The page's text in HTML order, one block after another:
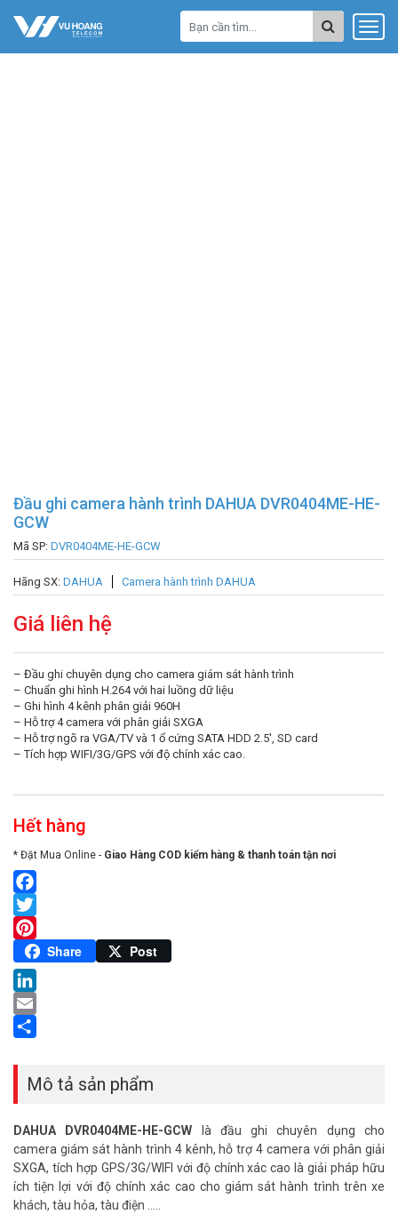
Đầu ghi camera hành trình DAHUA DVR0404ME-HE-
GCW
Mã SP: DVR0404ME-HE-GCW
Hãng SX: DAHUA Camera hành trình DAHUA
Giá liên hệ
– Đầu ghi chuyên dụng cho camera giám sát hành trình
– Chuẩn ghi hình H.264 với hai luồng dữ liệu
– Ghi hình 4 kênh phân giải 960H
– Hỗ trợ 4 camera với phân giải SXGA
– Hỗ trợ ngõ ra VGA/TV và 1 ổ cứng SATA HDD 2.5′, SD card
– Tích hợp WIFI/3G/GPS với độ chính xác cao.
Hết hàng
* Đặt Mua Online - Giao Hàng COD kiểm hàng & thanh toán tận nơi
Facebook
Twitter
Pinterest
Share Post
LinkedIn
Email
Mô tả sản phẩm
DAHUA DVR0404ME-HE-GCW là đầu ghi chuyên dụng cho
camera giám sát hành trình 4 kênh, hỗ trợ 4 camera với phân giải
SXGA, tích hợp GPS/3G/WIFI với độ chính xác cao là giải pháp hữu
ích tiện lợi với độ chính xác cao cho giám sát hành trình trên xe
khách, tàu hỏa, tàu điện …..